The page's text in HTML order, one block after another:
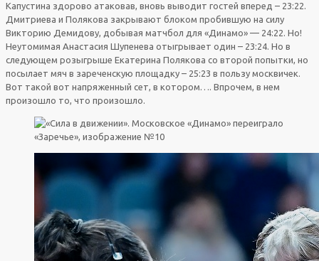
Капустина здорово атаковав, вновь выводит гостей вперед – 23:22.
Дмитриева и Полякова закрывают блоком пробившую на силу
Викторию Демидову, добывая матчбол для «Динамо» — 24:22. Но!
Неутомимая Анастасия Шупенева отыгрывает один – 23:24. Но в
следующем розыгрыше Екатерина Полякова со второй попытки, но
посылает мяч в зареченскую площадку – 25:23 в пользу москвичек.
Вот такой вот напряженный сет, в котором…. Впрочем, в нем
произошло то, что произошло.